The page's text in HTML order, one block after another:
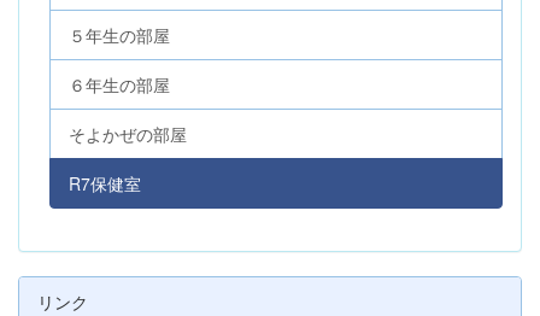
５年生の部屋
６年生の部屋
そよかぜの部屋
R7保健室
リンク